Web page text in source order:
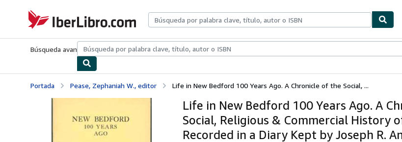
IberLibro.com
Búsqueda avanzadaColecciones Libros antiguosArte y coleccionismo
Portada Pease, Zephaniah W., editor Life in New Bedford 100 Years Ago. A Chronicle of the Social, ...
Life in New Bedford 100 Years Ago. A
Social, Religious & Commercial History
Recorded in a Diary Kept by Joseph R.